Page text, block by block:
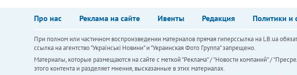
Про нас Реклама на сайте Ивенты Редакция Политики и
При полном или частичном воспроизведении материалов прямая гиперссылка на LB.ua
ссылка на агентство "Українськi Новини" и "Украинская Фото Группа" запрещено.
Материалы, которые размещаются на сайте с меткой "Реклама" / "Новости компаний" /
этого контента и разделяет мнения, высказанные в этих материалах.